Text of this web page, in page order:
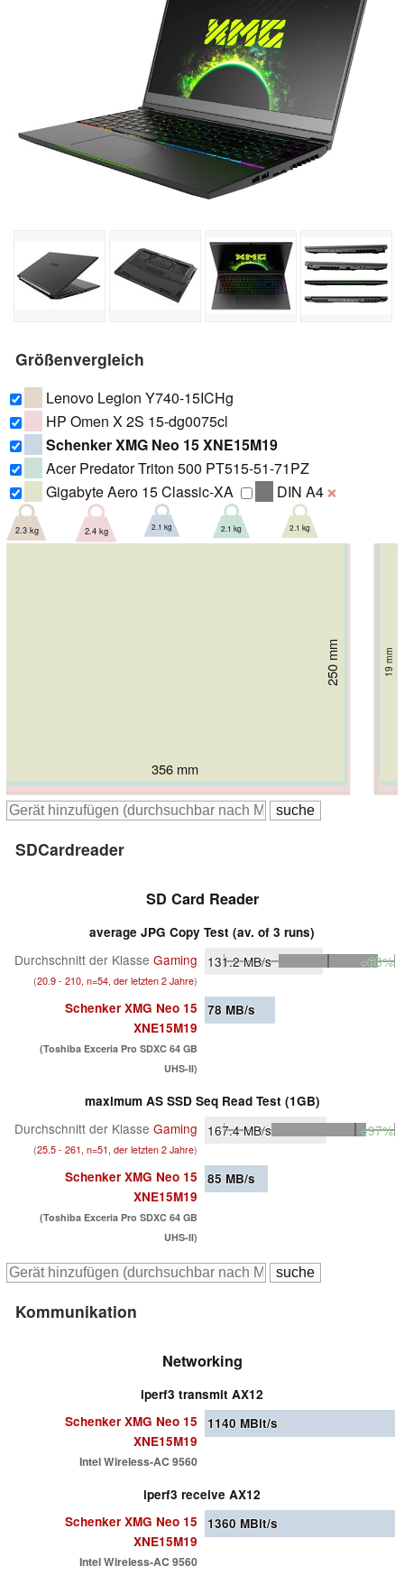
Größenvergleich
Lenovo Legion Y740-15ICHg
HP Omen X 2S 15-dg0075cl
Schenker XMG Neo 15 XNE15M19
Acer Predator Triton 500 PT515-51-71PZ
Gigabyte Aero 15 Classic-XA
DIN A4 ❌
362 mm
265 mm 25 mm
2.3 kg
362.2 mm
261.6 mm 19.8 mm
2.4 kg
359 mm
243 mm 22 mm
2.1 kg
359 mm
255 mm 18 mm
2.1 kg
356 mm
250 mm 19 mm
2.1 kg
SDCardreader
SD Card Reader
average JPG Copy Test (av. of 3 runs)
Durchschnitt der Klasse Gaming
(20.9 - 210, n=54, der letzten 2 Jahre)
131.2MB/s +68%
Schenker XMG Neo 15
XNE15M19
(Toshiba Exceria Pro SDXC 64 GB
UHS-II)
78 MB/s
maximum AS SSD Seq Read Test (1GB)
Durchschnitt der Klasse Gaming
(25.5 - 261, n=51, der letzten 2 Jahre)
167.4MB/s +97%
Schenker XMG Neo 15
XNE15M19
(Toshiba Exceria Pro SDXC 64 GB
UHS-II)
85 MB/s
Kommunikation
Networking
iperf3 transmit AX12
Schenker XMG Neo 15
XNE15M19
Intel Wireless-AC 9560
1140 MBit/s
iperf3 receive AX12
Schenker XMG Neo 15
XNE15M19
Intel Wireless-AC 9560
1360 MBit/s